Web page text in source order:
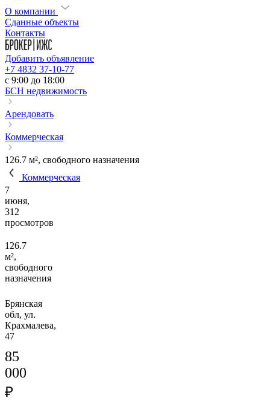
О компании
Сданные объекты
Контакты
Добавить объявление
+7 4832 37-10-77
c 9:00 до 18:00
БСН недвижимость
Арендовать
Коммерческая
126.7 м², свободного назначения
Коммерческая
7
июня,
312
просмотров
126.7
м²,
свободного
назначения
Брянская
обл, ул.
Крахмалева,
47
85
000
₽